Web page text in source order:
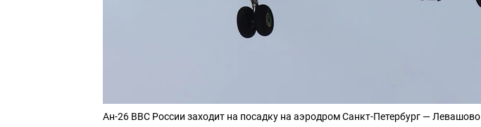
Ан-26 ВВС России заходит на посадку на аэродром Санкт-Петербург — Левашово